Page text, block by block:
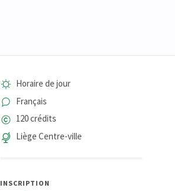
Horaire de jour
Français
120 crédits
Liège Centre-ville
INSCRIPTION